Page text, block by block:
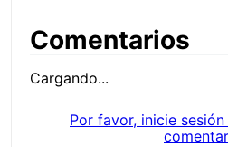
Comentarios
Cargando...
Por favor, inicie